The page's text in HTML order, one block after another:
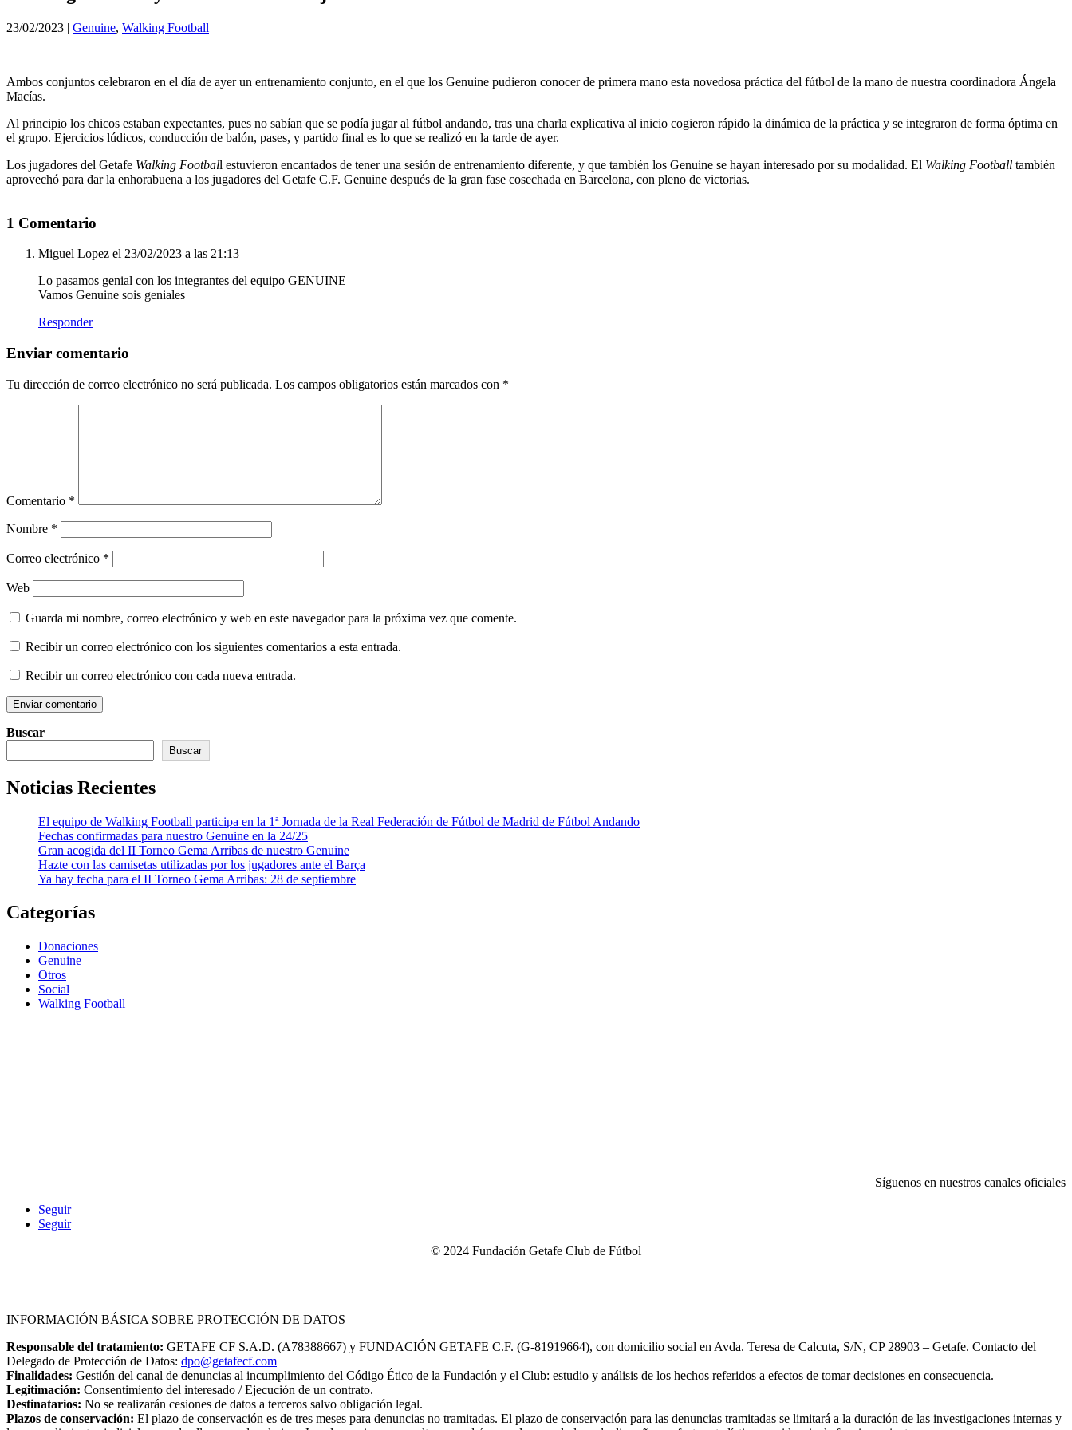
23/02/2023 | Genuine, Walking Football
Ambos conjuntos celebraron en el día de ayer un entrenamiento conjunto, en el que los Genuine pudieron conocer de primera mano esta novedosa práctica del fútbol de la mano de nuestra coordinadora Ángela
Macías.
Al principio los chicos estaban expectantes, pues no sabían que se podía jugar al fútbol andando, tras una charla explicativa al inicio cogieron rápido la dinámica de la práctica y se integraron de forma óptima en
el grupo. Ejercicios lúdicos, conducción de balón, pases, y partido final es lo que se realizó en la tarde de ayer.
Los jugadores del Getafe Walking Football estuvieron encantados de tener una sesión de entrenamiento diferente, y que también los Genuine se hayan interesado por su modalidad. El Walking Football también
aprovechó para dar la enhorabuena a los jugadores del Getafe C.F. Genuine después de la gran fase cosechada en Barcelona, con pleno de victorias.
1 Comentario
Miguel Lopez el 23/02/2023 a las 21:13
Lo pasamos genial con los integrantes del equipo GENUINE
Vamos Genuine sois geniales
Responder
Enviar comentario
Tu dirección de correo electrónico no será publicada. Los campos obligatorios están marcados con *
Comentario *
Nombre *
Correo electrónico *
Web
Guarda mi nombre, correo electrónico y web en este navegador para la próxima vez que comente.
Recibir un correo electrónico con los siguientes comentarios a esta entrada.
Recibir un correo electrónico con cada nueva entrada.
Buscar
Buscar
Noticias Recientes
El equipo de Walking Football participa en la 1ª Jornada de la Real Federación de Fútbol de Madrid de Fútbol Andando
Fechas confirmadas para nuestro Genuine en la 24/25
Gran acogida del II Torneo Gema Arribas de nuestro Genuine
Hazte con las camisetas utilizadas por los jugadores ante el Barça
Ya hay fecha para el II Torneo Gema Arribas: 28 de septiembre
Categorías
Donaciones
Genuine
Otros
Social
Walking Football
Síguenos en nuestros canales oficiales
Seguir
Seguir
© 2024 Fundación Getafe Club de Fútbol
INFORMACIÓN BÁSICA SOBRE PROTECCIÓN DE DATOS
Responsable del tratamiento: GETAFE CF S.A.D. (A78388667) y FUNDACIÓN GETAFE C.F. (G-81919664), con domicilio social en Avda. Teresa de Calcuta, S/N, CP 28903 – Getafe. Contacto del
Delegado de Protección de Datos: dpo@getafecf.com
Finalidades: Gestión del canal de denuncias al incumplimiento del Código Ético de la Fundación y el Club: estudio y análisis de los hechos referidos a efectos de tomar decisiones en consecuencia.
Legitimación: Consentimiento del interesado / Ejecución de un contrato.
Destinatarios: No se realizarán cesiones de datos a terceros salvo obligación legal.
Plazos de conservación: El plazo de conservación es de tres meses para denuncias no tramitadas. El plazo de conservación para las denuncias tramitadas se limitará a la duración de las investigaciones internas y